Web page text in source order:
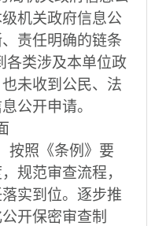
机关政府信息公
责任明确的链条
各类涉及本单位政
未收到公民、法
公开申请。
按照《条例》要
规范审查流程，
实到位。逐步推
开保密审查制